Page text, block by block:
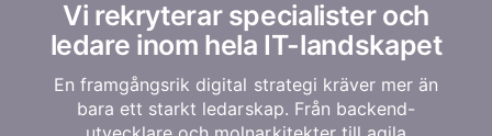
Vi rekryterar specialister och
ledare inom hela IT-landskapet
En framgångsrik digital strategi kräver mer än
bara ett starkt ledarskap. Från backend-